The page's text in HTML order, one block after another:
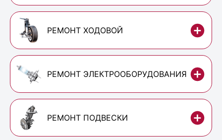
РЕМОНТ ХОДОВОЙ
РЕМОНТ ЭЛЕКТРООБОРУДОВАНИЯ
РЕМОНТ ПОДВЕСКИ